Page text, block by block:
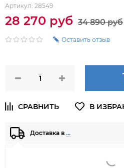
Артикул: 28549
28 270 руб 34 890 руб
Оставить отзыв
Доставка в …